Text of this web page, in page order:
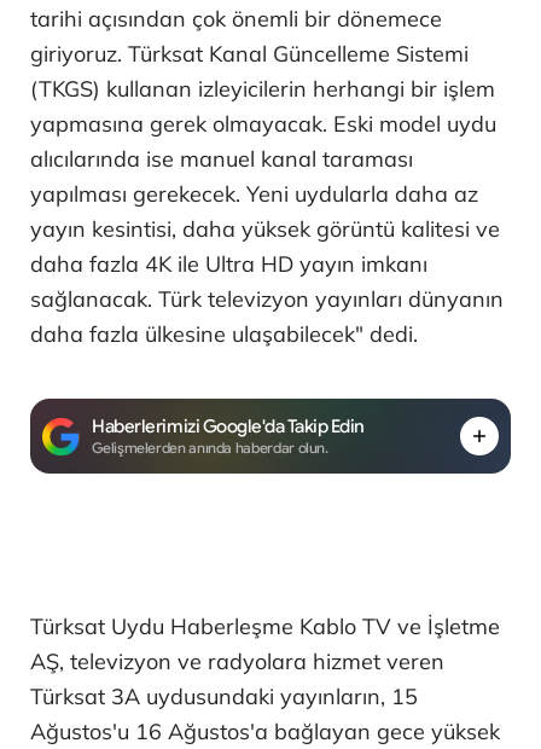
tarihi açısından çok önemli bir dönemece
giriyoruz. Türksat Kanal Güncelleme Sistemi
(TKGS) kullanan izleyicilerin herhangi bir işlem
yapmasına gerek olmayacak. Eski model uydu
alıcılarında ise manuel kanal taraması
yapılması gerekecek. Yeni uydularla daha az
yayın kesintisi, daha yüksek görüntü kalitesi ve
daha fazla 4K ile Ultra HD yayın imkanı
sağlanacak. Türk televizyon yayınları dünyanın
daha fazla ülkesine ulaşabilecek" dedi.
Haberlerimizi Google'da Takip Edin
Gelişmelerden anında haberdar olun.
Türksat Uydu Haberleşme Kablo TV ve İşletme
AŞ, televizyon ve radyolara hizmet veren
Türksat 3A uydusundaki yayınların, 15
Ağustos'u 16 Ağustos'a bağlayan gece yüksek